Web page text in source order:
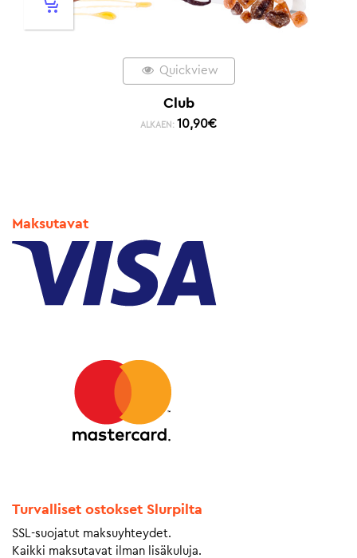
Quickview
Club
ALKAEN: 10,90€
Maksutavat
Turvalliset ostokset Slurpilta
SSL-suojatut maksuyhteydet.
Kaikki maksutavat ilman lisäkuluja.